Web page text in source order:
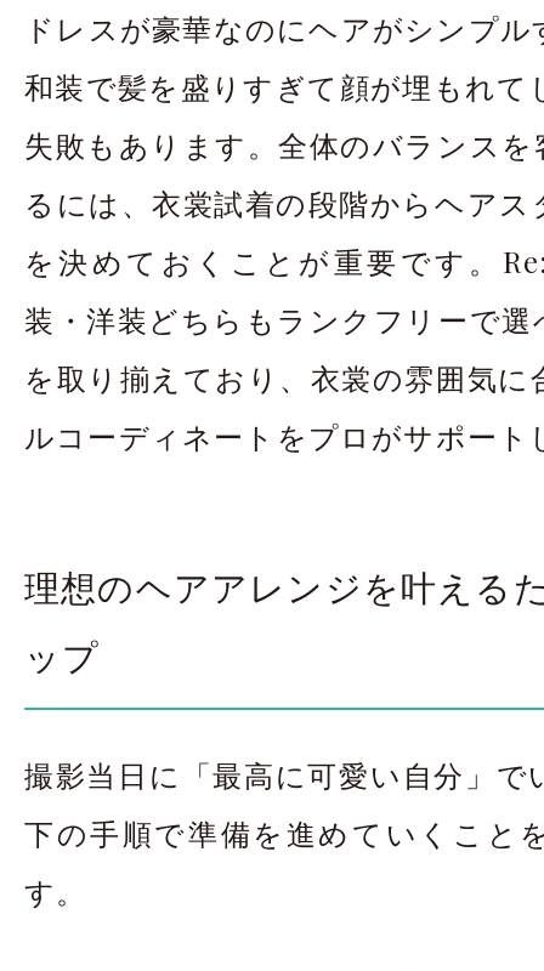
ドレスが豪華なのにヘアがシンプ
和装で髪を盛りすぎて顔が埋もれて
失敗もあります。全体のバランスを
るには、衣裳試着の段階からヘア
を決めておくことが重要です。
装・洋装どちらもランクフリーで選
を取り揃えており、衣裳の雰囲気に
ルコーディネートをプロがサポート
理想のヘアアレンジを叶える
ップ
撮影当日に「最高に可愛い自分」で
下の手順で準備を進めていくこと
す。